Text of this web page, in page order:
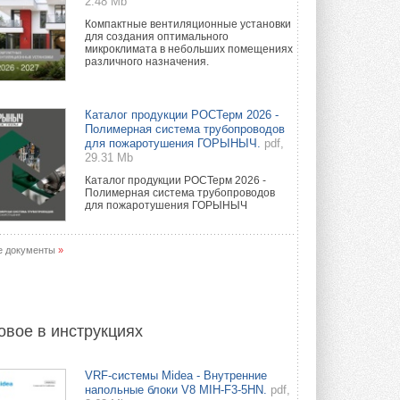
Компактные вентиляционные установки
для создания оптимального
микроклимата в небольших помещениях
различного назначения.
Каталог продукции РОСТерм 2026 -
Полимерная система трубопроводов
для пожаротушения ГОРЫНЫЧ.
pdf,
29.31 Mb
Каталог продукции РОСТерм 2026 -
Полимерная система трубопроводов
для пожаротушения ГОРЫНЫЧ
документы »
в инструкциях
VRF-системы Midea - Внутренние
напольные блоки V8 MIH-F3-5HN. pdf,